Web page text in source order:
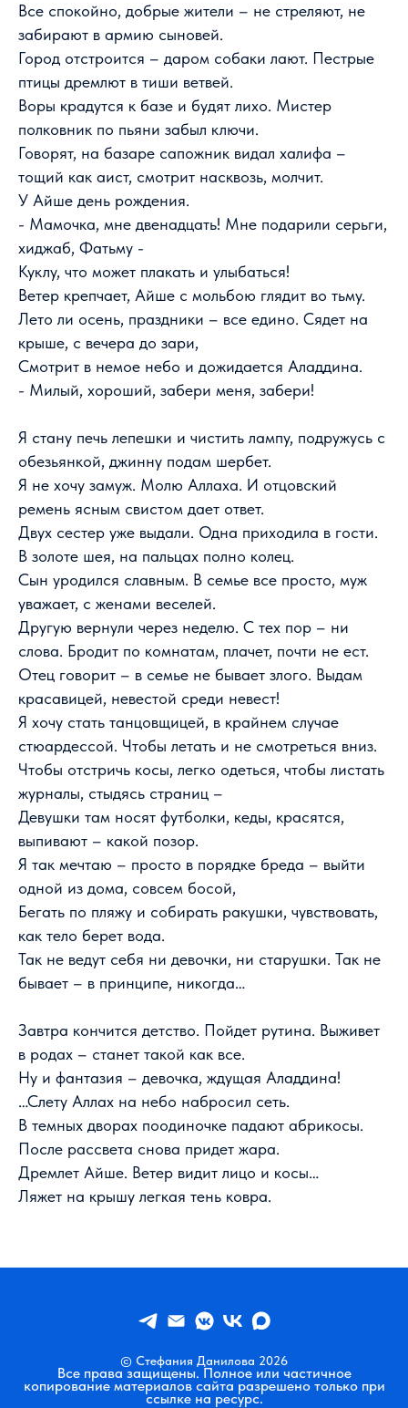
Все спокойно, добрые жители – не стреляют, не
забирают в армию сыновей.
Город отстроится – даром собаки лают. Пестрые
птицы дремлют в тиши ветвей.
Воры крадутся к базе и будят лихо. Мистер
полковник по пьяни забыл ключи.
Говорят, на базаре сапожник видал халифа –
тощий как аист, смотрит насквозь, молчит.
У Айше день рождения.
- Мамочка, мне двенадцать! Мне подарили серьги,
хиджаб, Фатьму -
Куклу, что может плакать и улыбаться!
Ветер крепчает, Айше с мольбою глядит во тьму.
Лето ли осень, праздники – все едино. Сядет на
крыше, с вечера до зари,
Смотрит в немое небо и дожидается Аладдина.
- Милый, хороший, забери меня, забери!
Я стану печь лепешки и чистить лампу, подружусь с
обезьянкой, джинну подам шербет.
Я не хочу замуж. Молю Аллаха. И отцовский
ремень ясным свистом дает ответ.
Двух сестер уже выдали. Одна приходила в гости.
В золоте шея, на пальцах полно колец.
Сын уродился славным. В семье все просто, муж
уважает, с женами веселей.
Другую вернули через неделю. С тех пор – ни
слова. Бродит по комнатам, плачет, почти не ест.
Отец говорит – в семье не бывает злого. Выдам
красавицей, невестой среди невест!
Я хочу стать танцовщицей, в крайнем случае
стюардессой. Чтобы летать и не смотреться вниз.
Чтобы отстричь косы, легко одеться, чтобы листать
журналы, стыдясь страниц –
Девушки там носят футболки, кеды, красятся,
выпивают – какой позор.
Я так мечтаю – просто в порядке бреда – выйти
одной из дома, совсем босой,
Бегать по пляжу и собирать ракушки, чувствовать,
как тело берет вода.
Так не ведут себя ни девочки, ни старушки. Так не
бывает – в принципе, никогда…
Завтра кончится детство. Пойдет рутина. Выживет
в родах – станет такой как все.
Ну и фантазия – девочка, ждущая Аладдина!
…Слету Аллах на небо набросил сеть.
В темных дворах поодиночке падают абрикосы.
После рассвета снова придет жара.
Дремлет Айше. Ветер видит лицо и косы…
Ляжет на крышу легкая тень ковра.
© Стефания Данилова 2026
Все права защищены. Полное или частичное
копирование материалов сайта разрешено только при
ссылке на ресурс.